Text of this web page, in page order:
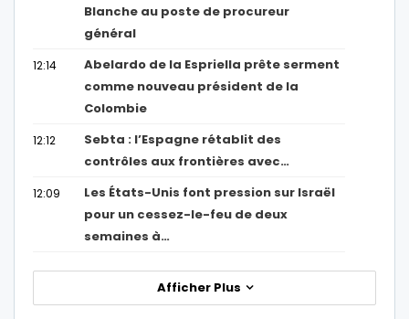
Blanche au poste de procureur
général
12:14
Abelardo de la Espriella prête serment
comme nouveau président de la
Colombie
12:12
Sebta : l’Espagne rétablit des
contrôles aux frontières avec…
12:09
Les États-Unis font pression sur Israël
pour un cessez-le-feu de deux
semaines à…
Afficher Plus